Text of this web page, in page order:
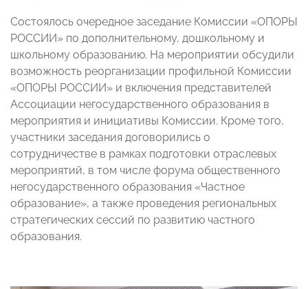
Состоялось очередное заседание Комиссии «ОПОРЫ
РОССИИ» по дополнительному, дошкольному и
школьному образованию. На мероприятии обсудили
возможность реорганизации профильной Комиссии
«ОПОРЫ РОССИИ» и включения представителей
Ассоциации негосударственного образования в
мероприятия и инициативы Комиссии. Кроме того,
участники заседания договорились о
сотрудничестве в рамках подготовки отраслевых
мероприятий, в том числе форума общественного
негосударственного образования «Частное
образование», а также проведения региональных
стратегических сессий по развитию частного
образования.